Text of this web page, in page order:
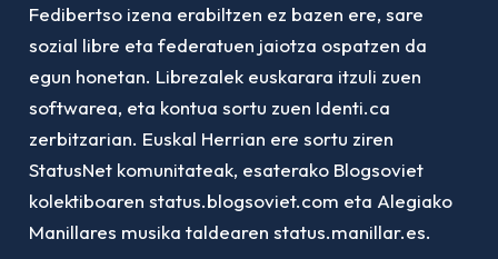
Fedibertso izena erabiltzen ez bazen ere, sare
sozial libre eta federatuen jaiotza ospatzen da
egun honetan. Librezalek euskarara itzuli zuen
softwarea, eta kontua sortu zuen Identi.ca
zerbitzarian. Euskal Herrian ere sortu ziren
StatusNet komunitateak, esaterako Blogsoviet
kolektiboaren status.blogsoviet.com eta Alegiako
Manillares musika taldearen status.manillar.es.